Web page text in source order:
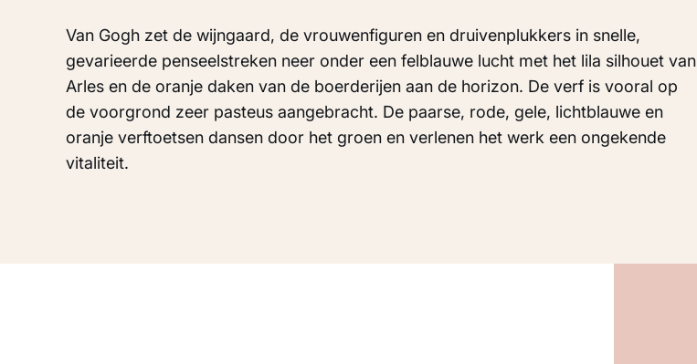
Van Gogh zet de wijngaard, de vrouwenfiguren en druivenplukkers in snelle,
gevarieerde penseelstreken neer onder een felblauwe lucht met het lila silhouet van
Arles en de oranje daken van de boerderijen aan de horizon. De verf is vooral op
de voorgrond zeer pasteus aangebracht. De paarse, rode, gele, lichtblauwe en
oranje verftoetsen dansen door het groen en verlenen het werk een ongekende
vitaliteit.